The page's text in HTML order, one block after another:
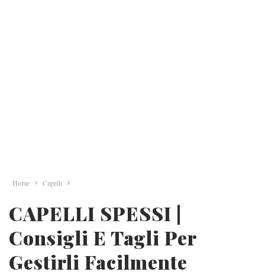
Home Capelli
CAPELLI SPESSI |
Consigli E Tagli Per
Gestirli Facilmente